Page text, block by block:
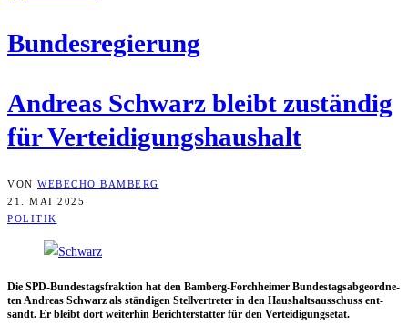
Bun­des­re­gie­rung
Andre­as Schwarz bleibt zustän­dig
für Verteidigungshaushalt
VON WEBECHO BAMBERG
21. MAI 2025
POLITIK
Die SPD-Bun­des­tags­frak­ti­on hat den Bam­berg-Forch­hei­mer Bun­des­tags­ab­ge­ord­ne­
ten Andre­as Schwarz als stän­di­gen Stell­ver­tre­ter in den Haus­halts­aus­schuss ent­
sandt. Er bleibt dort wei­ter­hin Bericht­erstat­ter für den Verteidigungsetat.